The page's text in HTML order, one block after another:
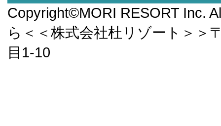
Copyright©MORI RESORT Inc.
ら＜＜株式会社杜リゾート＞＞
目1-10